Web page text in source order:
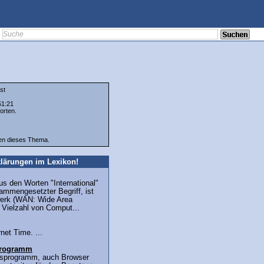
dieses Thema.
im Lexikon!
den Worten "International"
Begriff, ist
(WAN: Wide Area
von Comput...
Time. ...
auch Browser